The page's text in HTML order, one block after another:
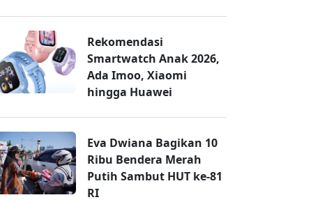
Rekomendasi
Smartwatch Anak 2026,
Ada Imoo, Xiaomi
hingga Huawei
Eva Dwiana Bagikan 10
Ribu Bendera Merah
Putih Sambut HUT ke-81
RI